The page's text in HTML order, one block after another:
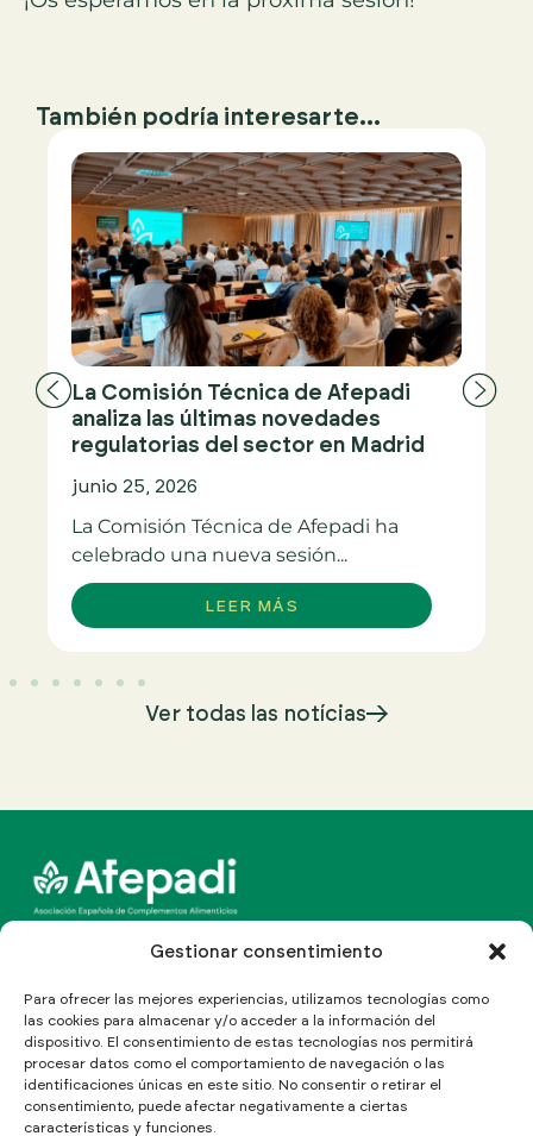
Gestionar consentimiento
Para ofrecer las mejores experiencias, utilizamos tecnologías como
las cookies para almacenar y/o acceder a la información del
dispositivo. El consentimiento de estas tecnologías nos permitirá
procesar datos como el comportamiento de navegación o las
identificaciones únicas en este sitio. No consentir o retirar el
consentimiento, puede afectar negativamente a ciertas
características y funciones.
También podría interesarte...
Ver todas las notícias
La Comisión Técnica de Afepadi
analiza las últimas novedades
regulatorias del sector en Madrid
junio 25, 2026
La Comisión Técnica de Afepadi ha
celebrado una nueva sesión...
LEER MÁS
C/ Aragón 208, Ático 4º
08011 Barcelona, España
Cómo llegar
T: (+34) 934 513 155